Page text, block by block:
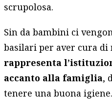
scrupolosa.
Sin da bambini ci
basilari per aver cura di
rappresenta
accanto alla famiglia,
tenere una buona